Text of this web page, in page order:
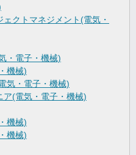
クトマネジメント(電気・
・電子・機械)
機械)
気・電子・機械)
ア(電気・電子・機械)
機械)
機械)